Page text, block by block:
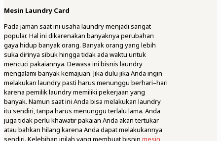
Mesin Laundry Card
Pada jaman saat ini usaha laundry menjadi sangat
popular. Hal ini dikarenakan banyaknya perubahan
gaya hidup banyak orang. Banyak orang yang lebih
suka dirinya sibuk hingga tidak ada waktu untuk
mencuci pakaiannya. Dewasa ini bisnis laundry
mengalami banyak kemajuan. Jika dulu jika Anda ingin
melakukan laundry pasti harus menunggu berhari–hari
karena pemilik laundry memiliki pekerjaan yang
banyak. Namun saat ini Anda bisa melakukan laundry
itu sendiri, tanpa harus menunggu terlalu lama. Anda
juga tidak perlu khawatir pakaian Anda akan tertukar
atau bahkan hilang karena Anda dapat melakukannya
sendiri. Kelebihan inilah yang membuat bisnin mesin